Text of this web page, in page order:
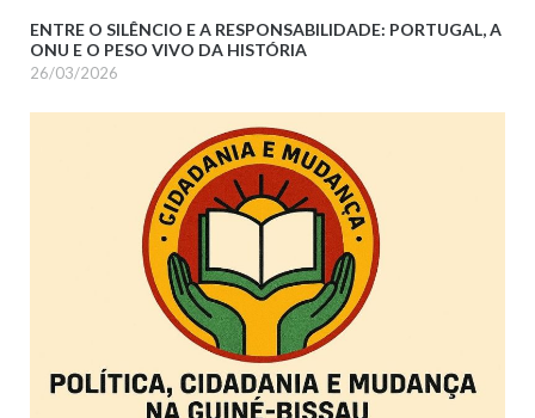
ENTRE O SILÊNCIO E A RESPONSABILIDADE: PORTUGAL, A
ONU E O PESO VIVO DA HISTÓRIA
26/03/2026